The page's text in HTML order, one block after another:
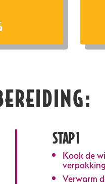
STAP 1
Kook de
Verwarm